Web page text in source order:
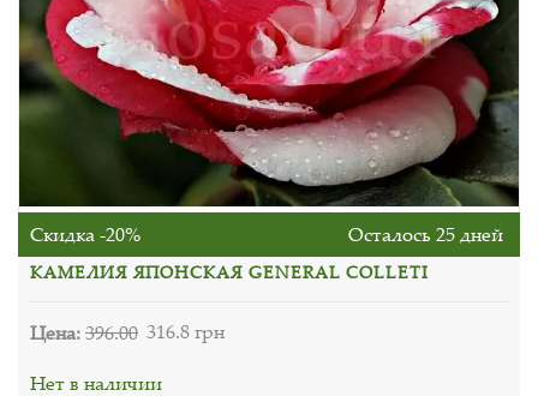
Скидка -20% Осталось 25 дней
КАМЕЛИЯ ЯПОНСКАЯ GENERAL COLLETI
Цена:396.00 316.8 грн
Нет в наличии